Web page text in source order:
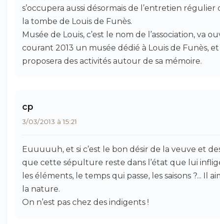
s’occupera aussi désormais de l’entretien régulier
la tombe de Louis de Funès.
Musée de Louis, c’est le nom de l’association, va
courant 2013 un musée dédié à Louis de Funès, et
proposera des activités autour de sa mémoire.
cp
3/03/2013 à 15:21
Euuuuuh, et si c’est le bon désir de la veuve et
que cette sépulture reste dans l’état que lui
les éléments, le temps qui passe, les saisons ?... Il
la nature.
On n’est pas chez des indigents !